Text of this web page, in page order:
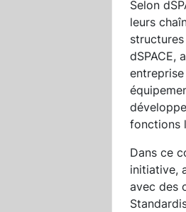
Selon
leurs
dSPACE,
fonctions
Dans ce
initiative,
avec des